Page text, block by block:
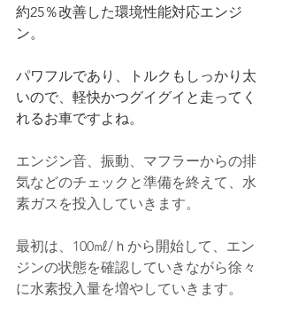
約25％改善した環境性能対応エンジ
ン。
パワフルであり、トルクもしっかり太
いので、軽快かつグイグイと走ってく
れるお車ですよね。
エンジン音、振動、マフラーからの排
気などのチェックと準備を終えて、水
素ガスを投入していきます。
最初は、100㎖/ｈから開始して、エン
ジンの状態を確認していきながら徐々
に水素投入量を増やしていきます。